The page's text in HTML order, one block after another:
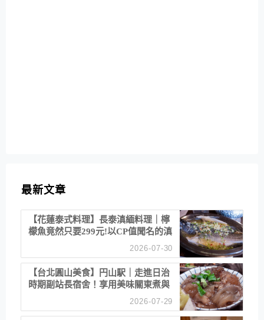
最新文章
【花蓮泰式料理】長泰滇緬料理｜檸
檬魚竟然只要299元!以CP值聞名的滇
2026-07-30
【台北圓山美食】円山駅｜走進日治
時期副站長宿舍！享用美味關東煮與
2026-07-29